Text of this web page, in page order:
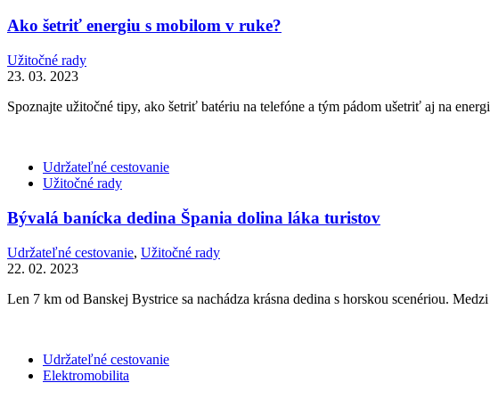
Ako šetriť energiu s mobilom v ruke?
Užitočné rady
23. 03. 2023
Spoznajte užitočné tipy, ako šetriť batériu na telefóne a tým pádom ušetriť aj na
Udržateľné cestovanie
Užitočné rady
Bývalá banícka dedina Špania dolina láka turistov
Udržateľné cestovanie, Užitočné rady
22. 02. 2023
Len 7 km od Banskej Bystrice sa nachádza krásna dedina s horskou scenériou.
Udržateľné cestovanie
Elektromobilita